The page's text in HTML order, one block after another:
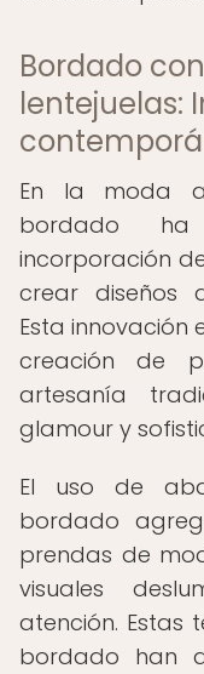
Bordado
lentejuelas:
En la moda
bordado
incorporación
crear diseños
Esta
creación de
artesanía
glamour y
El uso de
bordado
prendas de
visuales
atención. Estas
bordado han